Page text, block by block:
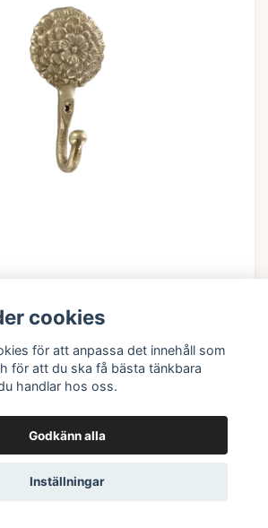
med blomma i mässing
275 kr
cookies
för att anpassa det innehåll som
för att du ska få bästa tänkbara
handlar hos oss.
Godkänn alla
Inställningar